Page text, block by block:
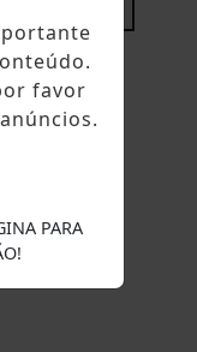
favor
PARA